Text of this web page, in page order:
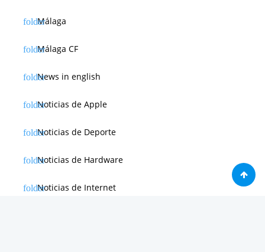
Málaga
Málaga CF
News in english
Noticias de Apple
Noticias de Deporte
Noticias de Hardware
Noticias de Internet